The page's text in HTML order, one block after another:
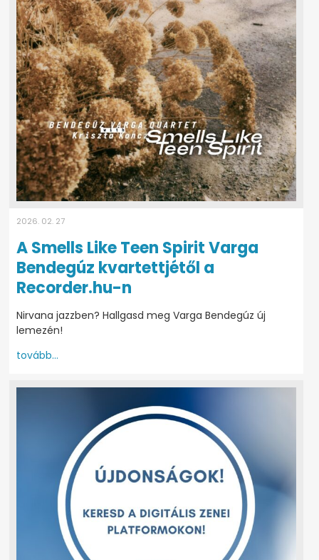
2026. 02. 27
A Smells Like Teen Spirit Varga
Bendegúz kvartettjétől a
Recorder.hu-n
Nirvana jazzben? Hallgasd meg Varga Bendegúz új
lemezén!
tovább...